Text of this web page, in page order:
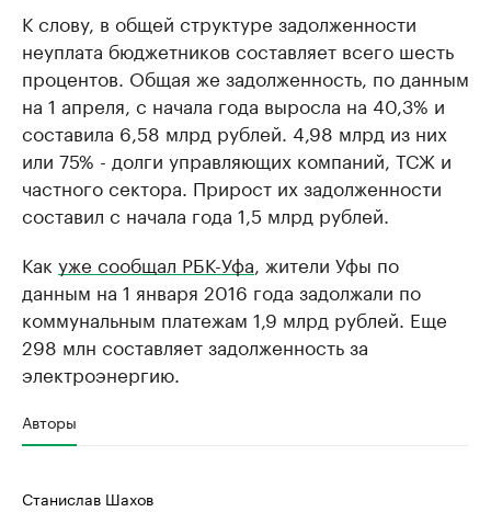
К слову, в общей структуре задолженности
неуплата бюджетников составляет всего шесть
процентов. Общая же задолженность, по данным
на 1 апреля, с начала года выросла на 40,3% и
составила 6,58 млрд рублей. 4,98 млрд из них
или 75% - долги управляющих компаний, ТСЖ и
частного сектора. Прирост их задолженности
составил с начала года 1,5 млрд рублей.
Как уже сообщал РБК-Уфа, жители Уфы по
данным на 1 января 2016 года задолжали по
коммунальным платежам 1,9 млрд рублей. Еще
298 млн составляет задолженность за
электроэнергию.
Авторы
Станислав Шахов